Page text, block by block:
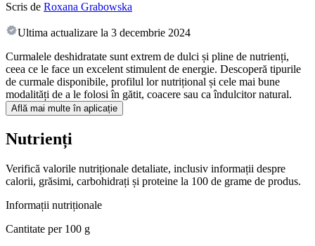
Scris de Roxana Grabowska
Ultima actualizare la 3 decembrie 2024
Curmalele deshidratate sunt extrem de dulci și pline de nutrienți,
ceea ce le face un excelent stimulent de energie. Descoperă tipurile
de curmale disponibile, profilul lor nutrițional și cele mai bune
modalități de a le folosi în gătit, coacere sau ca îndulcitor natural.
Află mai multe în aplicație
Nutrienți
Verifică valorile nutriționale detaliate, inclusiv informații despre
calorii, grăsimi, carbohidrați și proteine la 100 de grame de produs.
Informații nutriționale
Cantitate per100 g